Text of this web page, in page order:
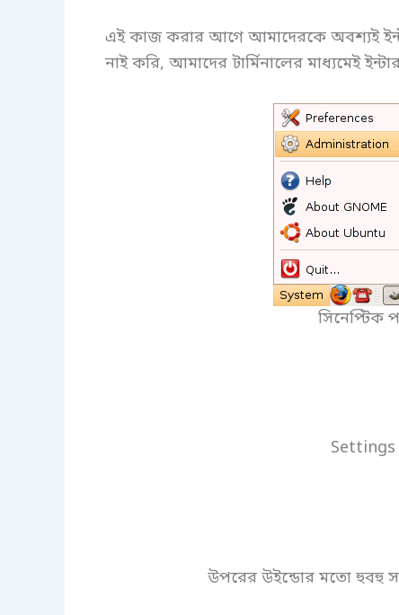
এই কাজ করার আগে আমাদেরকে অবশ্যই
নাই করি, আমাদের টার্মিনালের মাধ্যমেই
সিনেপ্টিক
Settings
উপরের উইন্ডোর মতো হুবহু